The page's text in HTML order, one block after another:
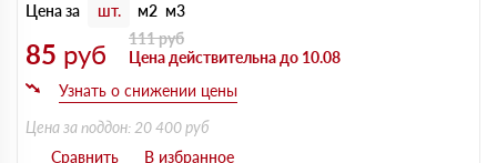
Цена за шт. м2 м3
85 руб 111руб
Цена действительна до 10.08
Цена за поддон: 20 400 руб